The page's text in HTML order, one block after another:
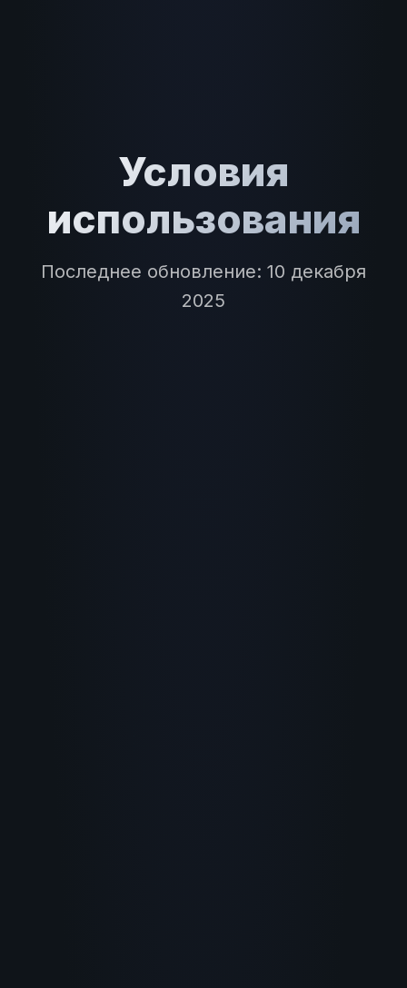
Условия
использования
Последнее обновление: 10 декабря
2025